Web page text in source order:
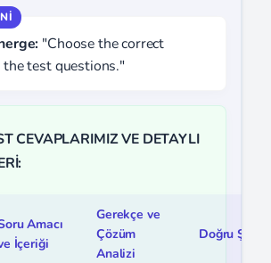
"Choose the correct
test questions."
CEVAPLARIMIZ VE DETAYLI
Amacı
İçeriği
Gerekçe ve
Çözüm
Analizi
Doğru Şık